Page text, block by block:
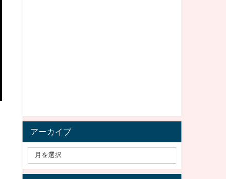
アーカイブ